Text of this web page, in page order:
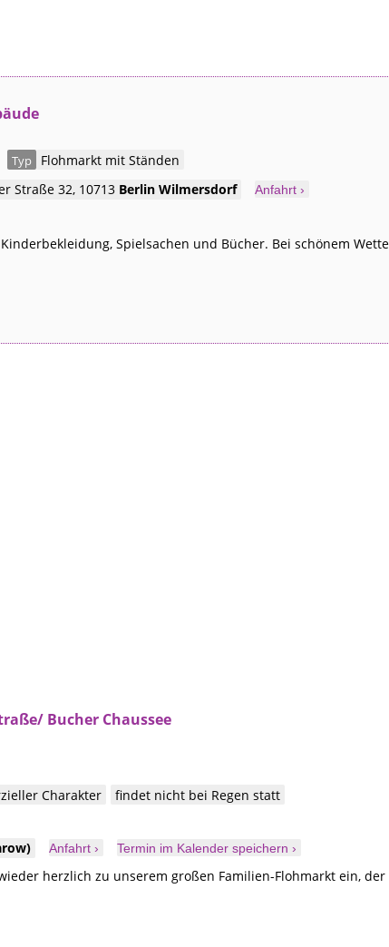
Typ Flohmarkt mit Ständen
Straße 32, 10713 Berlin Wilmersdorf
Anfahrt ›
Spielsachen und Bücher. Bei schönem
Bucher Chaussee
Charakter
findet nicht bei Regen statt
Anfahrt › Termin im Kalender speichern ›
herzlich zu unserem großen Familien-Flohmarkt ein,